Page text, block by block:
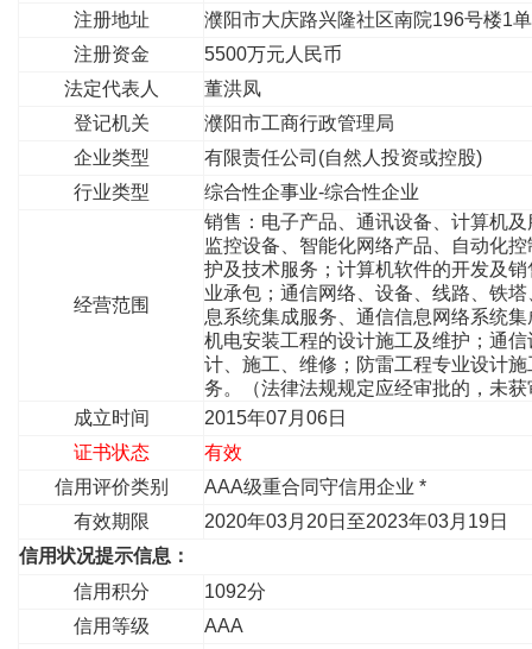
注册地址
濮阳市大庆路兴隆社区南院196号楼1
注册资金
5500万元人民币
法定代表人
董洪凤
登记机关
濮阳市工商行政管理局
企业类型
有限责任公司(自然人投资或控股)
行业类型
综合性企事业-综合性企业
经营范围
销售：电子产品、通讯设备、计算机
监控设备、智能化网络产品、自动化
护及技术服务；计算机软件的开发及
业承包；通信网络、设备、线路、铁
息系统集成服务、通信信息网络系统
机电安装工程的设计施工及维护；通
计、施工、维修；防雷工程专业设计
务。（法律法规规定应经审批的，未
成立时间
2015年07月06日
证书状态
有效
信用评价类别
AAA级重合同守信用企业 *
有效期限
2020年03月20日至2023年03月19日
信用状况提示信息：
信用积分
1092分
信用等级
AAA